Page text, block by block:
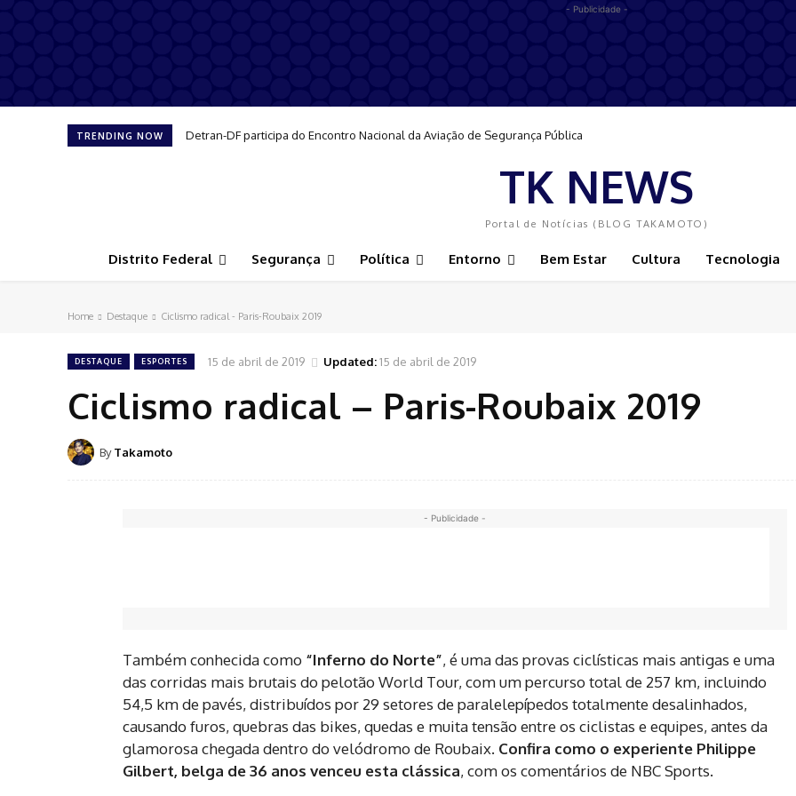
- Publicidade -
TRENDING NOW Detran-DF participa do Encontro Nacional da Aviação de Segurança Pública
TK NEWS
Portal de Notícias (BLOG TAKAMOTO)
Distrito Federal Segurança Política Entorno Bem Estar Cultura Tecnologia
Home Destaque Ciclismo radical - Paris-Roubaix 2019
DESTAQUE ESPORTES 15 de abril de 2019 Updated:15 de abril de 2019
Ciclismo radical – Paris-Roubaix 2019
By Takamoto
- Publicidade -
Também conhecida como “Inferno do Norte”, é uma das provas ciclísticas mais antigas e uma
das corridas mais brutais do pelotão World Tour, com um percurso total de 257 km, incluindo
54,5 km de pavés, distribuídos por 29 setores de paralelepípedos totalmente desalinhados,
causando furos, quebras das bikes, quedas e muita tensão entre os ciclistas e equipes, antes da
glamorosa chegada dentro do velódromo de Roubaix. Confira como o experiente Philippe
Gilbert, belga de 36 anos venceu esta clássica, com os comentários de NBC Sports.